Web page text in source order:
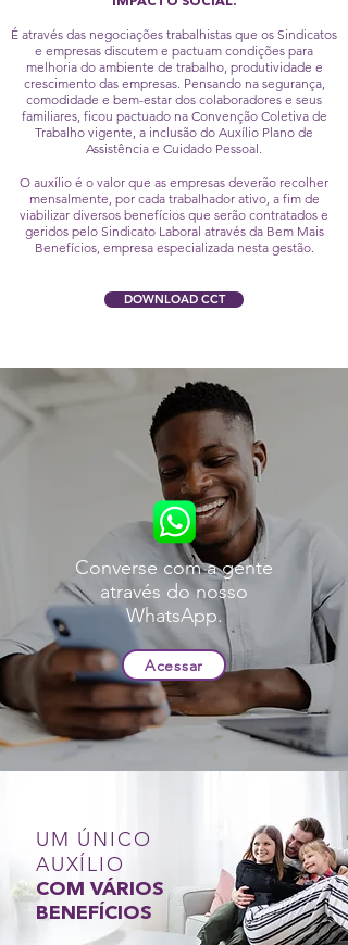
É através das negociações trabalhistas que os Sindicatos
e empresas discutem e pactuam condições para
melhoria do ambiente de trabalho, produtividade e
crescimento das empresas. Pensando na segurança,
comodidade e bem-estar dos colaboradores e seus
familiares, ficou pactuado na Convenção Coletiva de
Trabalho vigente, a inclusão do Auxílio Plano de
Assistência e Cuidado Pessoal.
O auxílio é o valor que as empresas deverão recolher
mensalmente, por cada trabalhador ativo, a fim de
viabilizar diversos benefícios que serão contratados e
geridos pelo Sindicato Laboral através da Bem Mais
Benefícios, empresa especializada nesta gestão.
DOWNLOAD CCT
Converse com a gente
através do nosso
WhatsApp.
Acessar
UM ÚNICO
AUXÍLIO
COM VÁRIOS
BENEFÍCIOS